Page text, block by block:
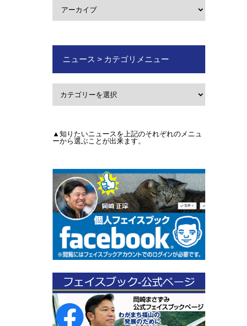
ニュース > カテゴリメニュー
▲知りたいニュースを上記のそれぞれのメニュ
ーから選ぶことが出来ます。